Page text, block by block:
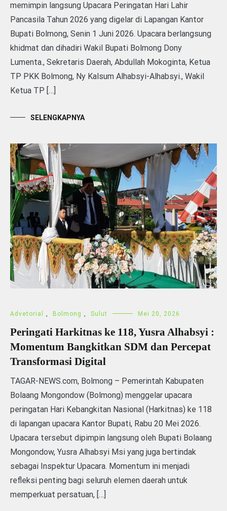
memimpin langsung Upacara Peringatan Hari Lahir
Pancasila Tahun 2026 yang digelar di Lapangan Kantor
Bupati Bolmong, Senin 1 Juni 2026. Upacara berlangsung
khidmat dan dihadiri Wakil Bupati Bolmong Dony
Lumenta., Sekretaris Daerah, Abdullah Mokoginta, Ketua
TP PKK Bolmong, Ny Kalsum Alhabsyi-Alhabsyi., Wakil
Ketua TP […]
SELENGKAPNYA
Advetorial , Bolmong , Sulut Mei 20, 2026
Peringati Harkitnas ke 118, Yusra Alhabsyi :
Momentum Bangkitkan SDM dan Percepat
Transformasi Digital
TAGAR-NEWS.com, Bolmong – Pemerintah Kabupaten
Bolaang Mongondow (Bolmong) menggelar upacara
peringatan Hari Kebangkitan Nasional (Harkitnas) ke 118
di lapangan upacara Kantor Bupati, Rabu 20 Mei 2026.
Upacara tersebut dipimpin langsung oleh Bupati Bolaang
Mongondow, Yusra Alhabsyi Msi yang juga bertindak
sebagai Inspektur Upacara. Momentum ini menjadi
refleksi penting bagi seluruh elemen daerah untuk
memperkuat persatuan, […]